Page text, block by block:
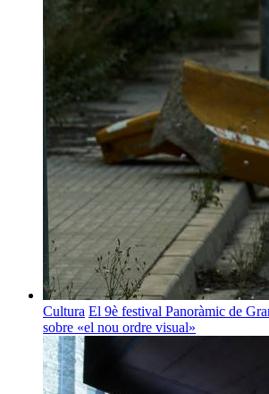
Cultura El 9è festival Panoràmic de
sobre «el nou ordre visual»